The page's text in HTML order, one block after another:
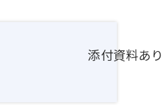
添付資料あり